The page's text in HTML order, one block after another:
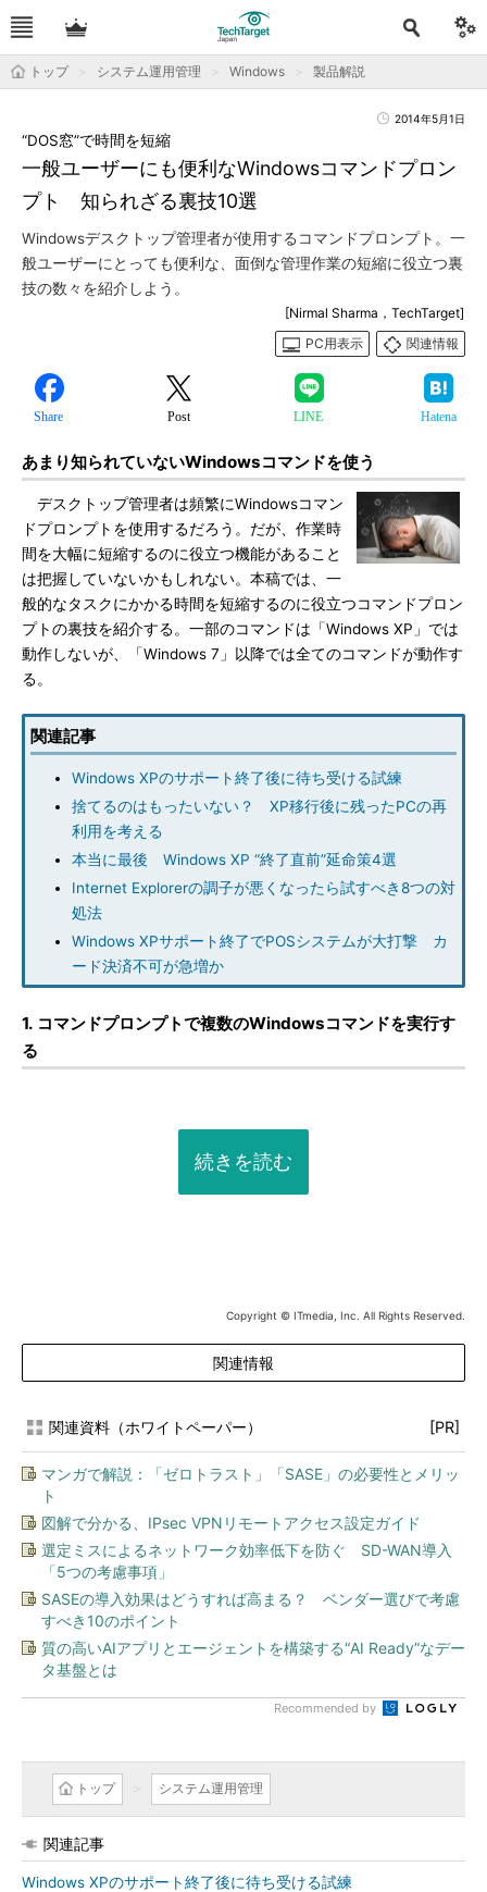
トップ システム運用管理 Windows 製品解説
2014年5月1日
一般ユーザーにも便利なWindowsコマンドプロン
プト 知られざる裏技10選
“DOS窓”で時間を短縮
Windowsデスクトップ管理者が使用するコマンドプロンプト。一
般ユーザーにとっても便利な、面倒な管理作業の短縮に役立つ裏
技の数々を紹介しよう。
[Nirmal Sharma，TechTarget]
PC用表示
関連情報
Share Post LINE Hatena
あまり知られていないWindowsコマンドを使う
デスクトップ管理者は頻繁にWindowsコマン
ドプロンプトを使用するだろう。だが、作業時
間を大幅に短縮するのに役立つ機能があること
は把握していないかもしれない。本稿では、一
般的なタスクにかかる時間を短縮するのに役立つコマンドプロン
プトの裏技を紹介する。一部のコマンドは「Windows XP」では
動作しないが、「Windows 7」以降では全てのコマンドが動作す
る。
関連記事
Windows XPのサポート終了後に待ち受ける試練
捨てるのはもったいない？ XP移行後に残ったPCの再
利用を考える
本当に最後 Windows XP “終了直前”延命策4選
Internet Explorerの調子が悪くなったら試すべき8つの対
処法
Windows XPサポート終了でPOSシステムが大打撃 カ
ード決済不可が急増か
1. コマンドプロンプトで複数のWindowsコマンドを実行す
る
続きを読む
Copyright © ITmedia, Inc. All Rights Reserved.
関連情報
関連資料（ホワイトペーパー） [PR]
マンガで解説：「ゼロトラスト」「SASE」の必要性とメリッ
ト
図解で分かる、IPsec VPNリモートアクセス設定ガイド
選定ミスによるネットワーク効率低下を防ぐ SD-WAN導入
「5つの考慮事項」
SASEの導入効果はどうすれば高まる？ ベンダー選びで考慮
すべき10のポイント
質の高いAIアプリとエージェントを構築する“AI Ready”なデー
タ基盤とは
Recommended by
トップ システム運用管理
関連記事
Windows XPのサポート終了後に待ち受ける試練